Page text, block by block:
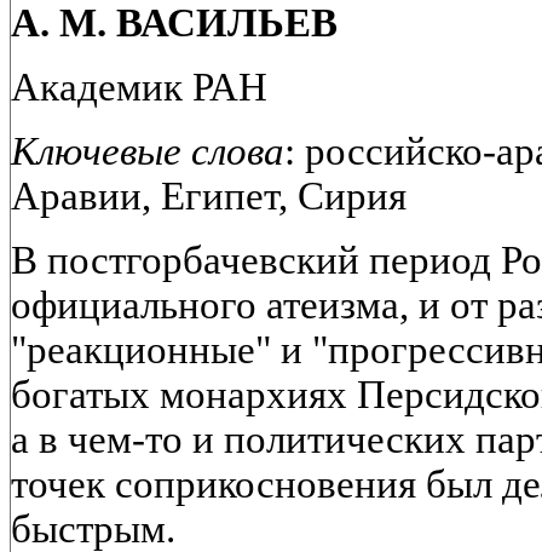
А. М. ВАСИЛЬЕВ
Академик РАН
Ключевые слова: российско-
Аравии, Египет, Сирия
В постгорбачевский период
официального атеизма, и от
"реакционные" и
богатых монархиях
а в чем-то и политических
точек соприкосновения был
быстрым.